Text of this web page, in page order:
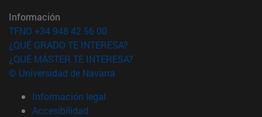
Información
TFNO +34 948 42 56 00
¿QUÉ GRADO TE INTERESA?
¿QUÉ MÁSTER TE INTERESA?
© Universidad de Navarra
Información legal
Accesibilidad